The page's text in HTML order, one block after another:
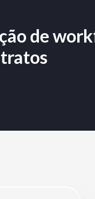
de